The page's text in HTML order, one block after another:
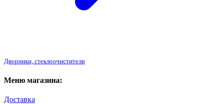
Дворники, стеклоочистители
Меню магазина:
Доставка